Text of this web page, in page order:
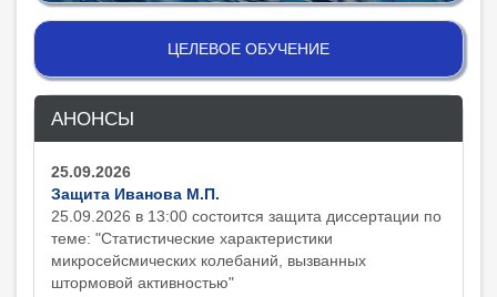
ЦЕЛЕВОЕ ОБУЧЕНИЕ
АНОНСЫ
25.09.2026
Защита Иванова М.П.
25.09.2026 в 13:00 состоится защита диcсертации по
теме: "Статистические характеристики
микросейсмических колебаний, вызванных
штормовой активностью"